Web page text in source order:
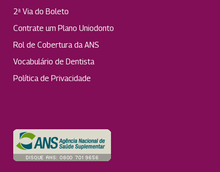
2ª Via do Boleto
Contrate um Plano Uniodonto
Rol de Cobertura da ANS
Vocabulário de Dentista
Política de Privacidade